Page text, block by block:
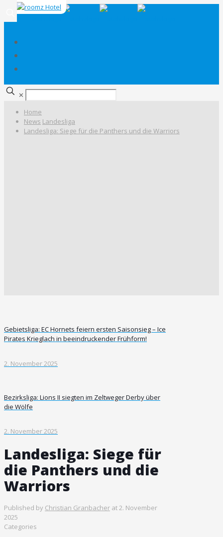
✕
Home
News Landesliga
Landesliga: Siege für die Panthers und die Warriors
Gebietsliga: EC Hornets feiern ersten Saisonsieg – Ice
Pirates Krieglach in beeindruckender Frühform!
2. November 2025
Bezirksliga: Lions II siegten im Zeltweger Derby über
die Wölfe
2. November 2025
Landesliga: Siege für
die Panthers und die
Warriors
Published by Christian Granbacher at2. November
2025
Categories